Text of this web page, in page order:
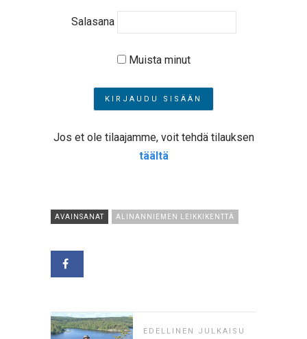
Salasana
Muista minut
Jos et ole tilaajamme, voit tehdä tilauksen
täältä
AVAINSANAT ALINANNIEMEN LEIKKIKENTTÄ
EDELLINEN JULKAISU